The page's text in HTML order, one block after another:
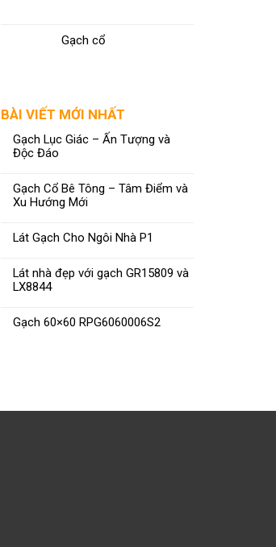
Gạch CMC 60×60 PT60012 –
80×80 PT80012
ĐỌC TIẾP
Gạch cổ
BÀI VIẾT MỚI NHẤT
Gạch Lục Giác – Ấn Tượng và
Độc Đáo
Gạch Cổ Bê Tông – Tâm Điểm và
Xu Hướng Mới
Lát Gạch Cho Ngôi Nhà P1
Lát nhà đẹp với gạch GR15809 và
LX8844
Gạch 60×60 RPG6060006S2